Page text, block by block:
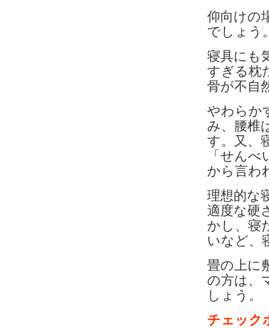
仰向けの
でしょう
寝具にも
すぎる枕
骨が不自
やわらか
み、腰椎
す。又、
「せん
から言わ
理想的な
適度な硬
かし、寝
いなど、
畳の上に
の方は、
しょう。
チェック